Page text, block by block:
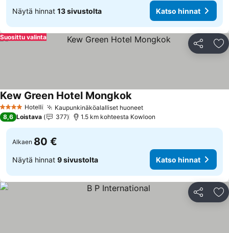
Näytä hinnat 13 sivustolta Katso hinnat
Jaa
Suosittu valinta
4 Tähtiluokitus
Hotelli Kaupunkinäköalalliset huoneet
Kew Green Hotel Mongkok
8,6 Loistava 377 1.5 km kohteesta Kowloon
Alkaen 80 €
Näytä hinnat 9 sivustolta Katso hinnat
Jaa